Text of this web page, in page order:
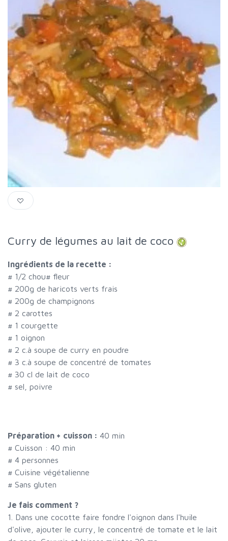
Curry de légumes au lait de coco
Ingrédients de la recette :
# 1/2 chou# fleur
# 200g de haricots verts frais
# 200g de champignons
# 2 carottes
# 1 courgette
# 1 oignon
# 2 c.à soupe de curry en poudre
# 3 c.à soupe de concentré de tomates
# 30 cl de lait de coco
# sel, poivre
Préparation + cuisson : 40 min
# Cuisson : 40 min
# 4 personnes
# Cuisine végétalienne
# Sans gluten
Je fais comment ?
1. Dans une cocotte faire fondre l'oignon dans l'huile
d'olive, ajouter le curry, le concentré de tomate et le lait